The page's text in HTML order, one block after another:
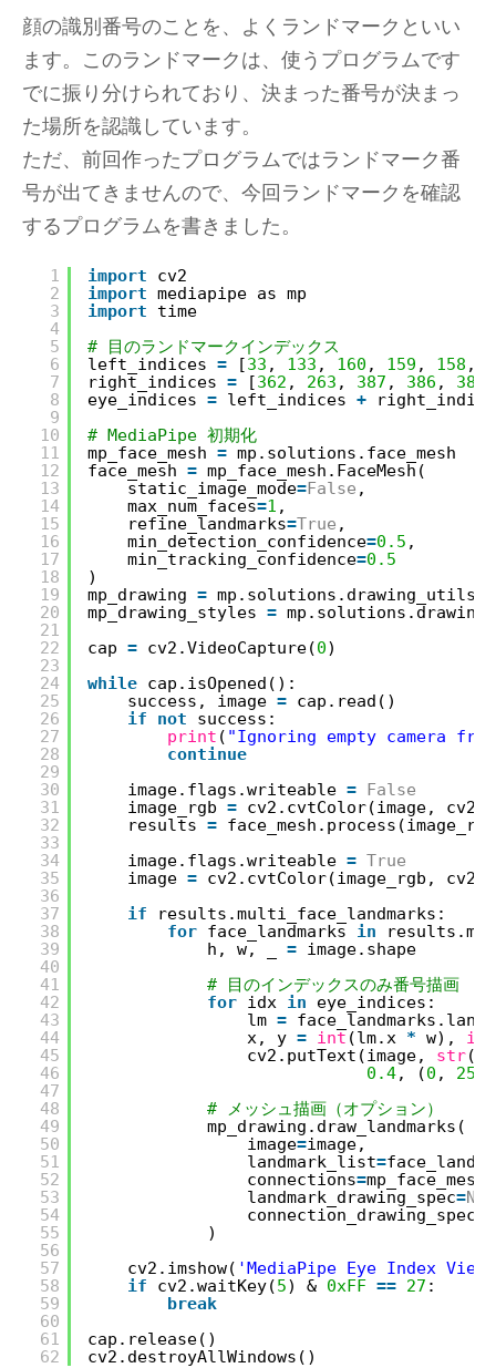
顔の識別番号のことを、よくランドマークといい
ます。このランドマークは、使うプログラムです
でに振り分けられており、決まった番号が決まっ
た場所を認識しています。
ただ、前回作ったプログラムではランドマーク番
号が出てきませんので、今回ランドマークを確認
するプログラムを書きました。
1
2
3
4
5
6
7
8
9
10
11
12
13
14
15
16
17
18
19
20
21
22
23
24
25
26
27
28
29
30
31
32
33
34
35
36
37
38
39
40
41
42
43
44
45
46
47
48
49
50
51
52
53
54
55
56
57
58
59
60
61
62
import
cv2
import mediapipe as mp
import
time
# 目のランドマークインデックス
left_indices = [33 , 133 , 160 , 159 , 158 ,
right_indices = [362 , 263 , 387 , 386 , 385
eye_indices = left_indices +
# MediaPipe 初期化
mp_face_mesh = mp.solutions.face_mesh
face_mesh = mp_face_mesh.FaceMesh(
static_image_mode=False ,
max_num_faces=1 ,
refine_landmarks=True ,
min_detection_confidence=0.5 ,
min_tracking_confidence=0.5
)
mp_drawing = mp.solutions.drawing_utils
mp_drawing_styles =
cap = cv2.VideoCapture(0)
while cap.isOpened():
success, image = cap.read()
if
not
success:
print ( "Ignoring empty camera
continue
image.flags.writeable = False
image_rgb = cv2.cvtColor(image,
results =
image.flags.writeable = True
image = cv2.cvtColor(image_rgb,
if
results.multi_face_landmarks:
for face_landmarks in
h, w, _ = image.shape
# 目のインデックスのみ番号描画
for idx in
eye_indices:
lm =
x, y = int (lm.x * w), int
cv2.putText(image, str
0.4, (0 , 255
# メッシュ描画（オプション）
mp_drawing.draw_landmarks(
image=image,
landmark_list=
connections=
landmark_drawing_spec=
connection_drawing_spec
)
cv2.imshow( 'MediaPipe Eye Index View'
if
cv2.waitKey(5) & 0xFF == 27 :
break
cap.release()
cv2.destroyAllWindows()